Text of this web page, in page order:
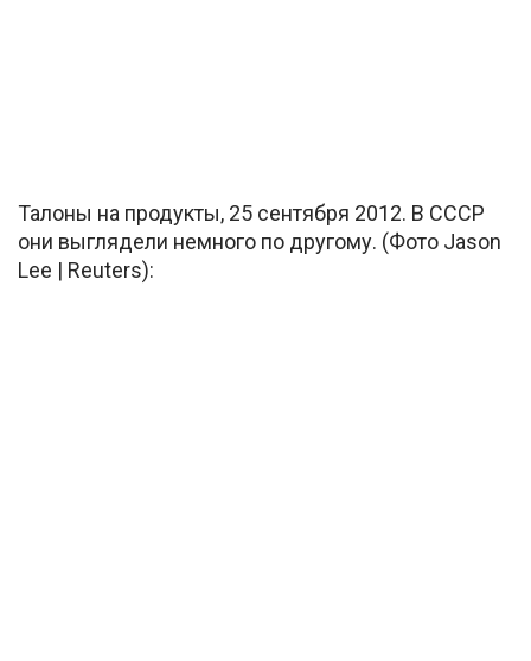
Талоны на продукты, 25 сентября 2012. В СССР
они выглядели немного по другому. (Фото Jason
Lee | Reuters):